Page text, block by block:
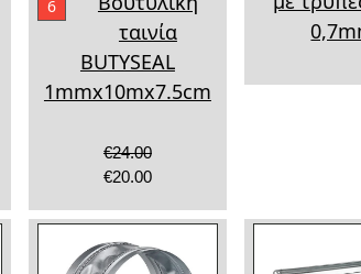
6
ταινία
BUTYSEAL
1mmx10mx7.5cm
€24.00
€20.00